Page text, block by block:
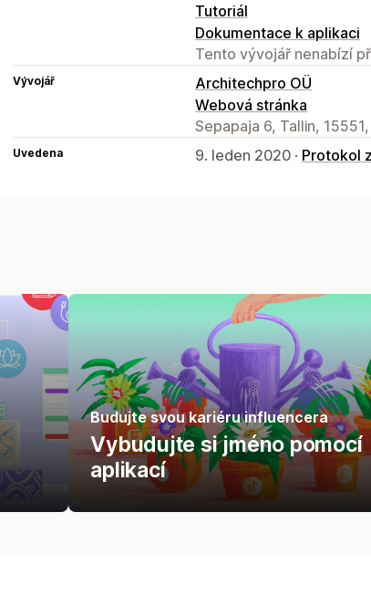
Tutoriál
Dokumentace k aplikaci
Tento vývojář nenabízí
Vývojář
Architechpro OÜ
Webová stránka
Sepapaja 6, Tallin, 15551,
Uvedena 9. leden 2020 · Protokol
Budujte svou kariéru influencera
Vybudujte si jméno pomocí
aplikací